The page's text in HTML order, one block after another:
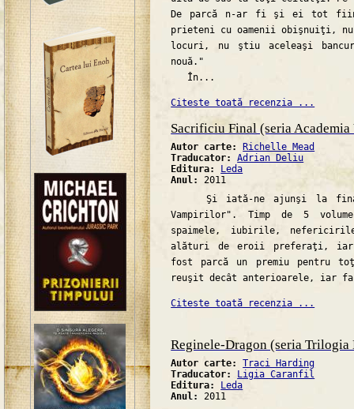
De parcă n-ar fi şi ei tot
prieteni cu oamenii obişnuiţi, nu
locuri, nu ştiu aceleaşi
nouă."
În...
Citeste toată recenzia ...
Sacrificiu Final (seria
Autor carte:
Richelle Mead
Traducator:Adrian Deliu
Editura:
Leda
Anul:2011
Şi iată-ne ajunşi la
Vampirilor". Timp de 5
spaimele, iubirile,
alături de eroii preferaţi, iar
fost parcă un premiu pentru
reuşit decât anterioarele, iar
Citeste toată recenzia ...
Reginele-Dragon (seria
Autor carte:Traci Harding
Traducator:
Ligia Caranfil
Editura:
Leda
Anul:2011